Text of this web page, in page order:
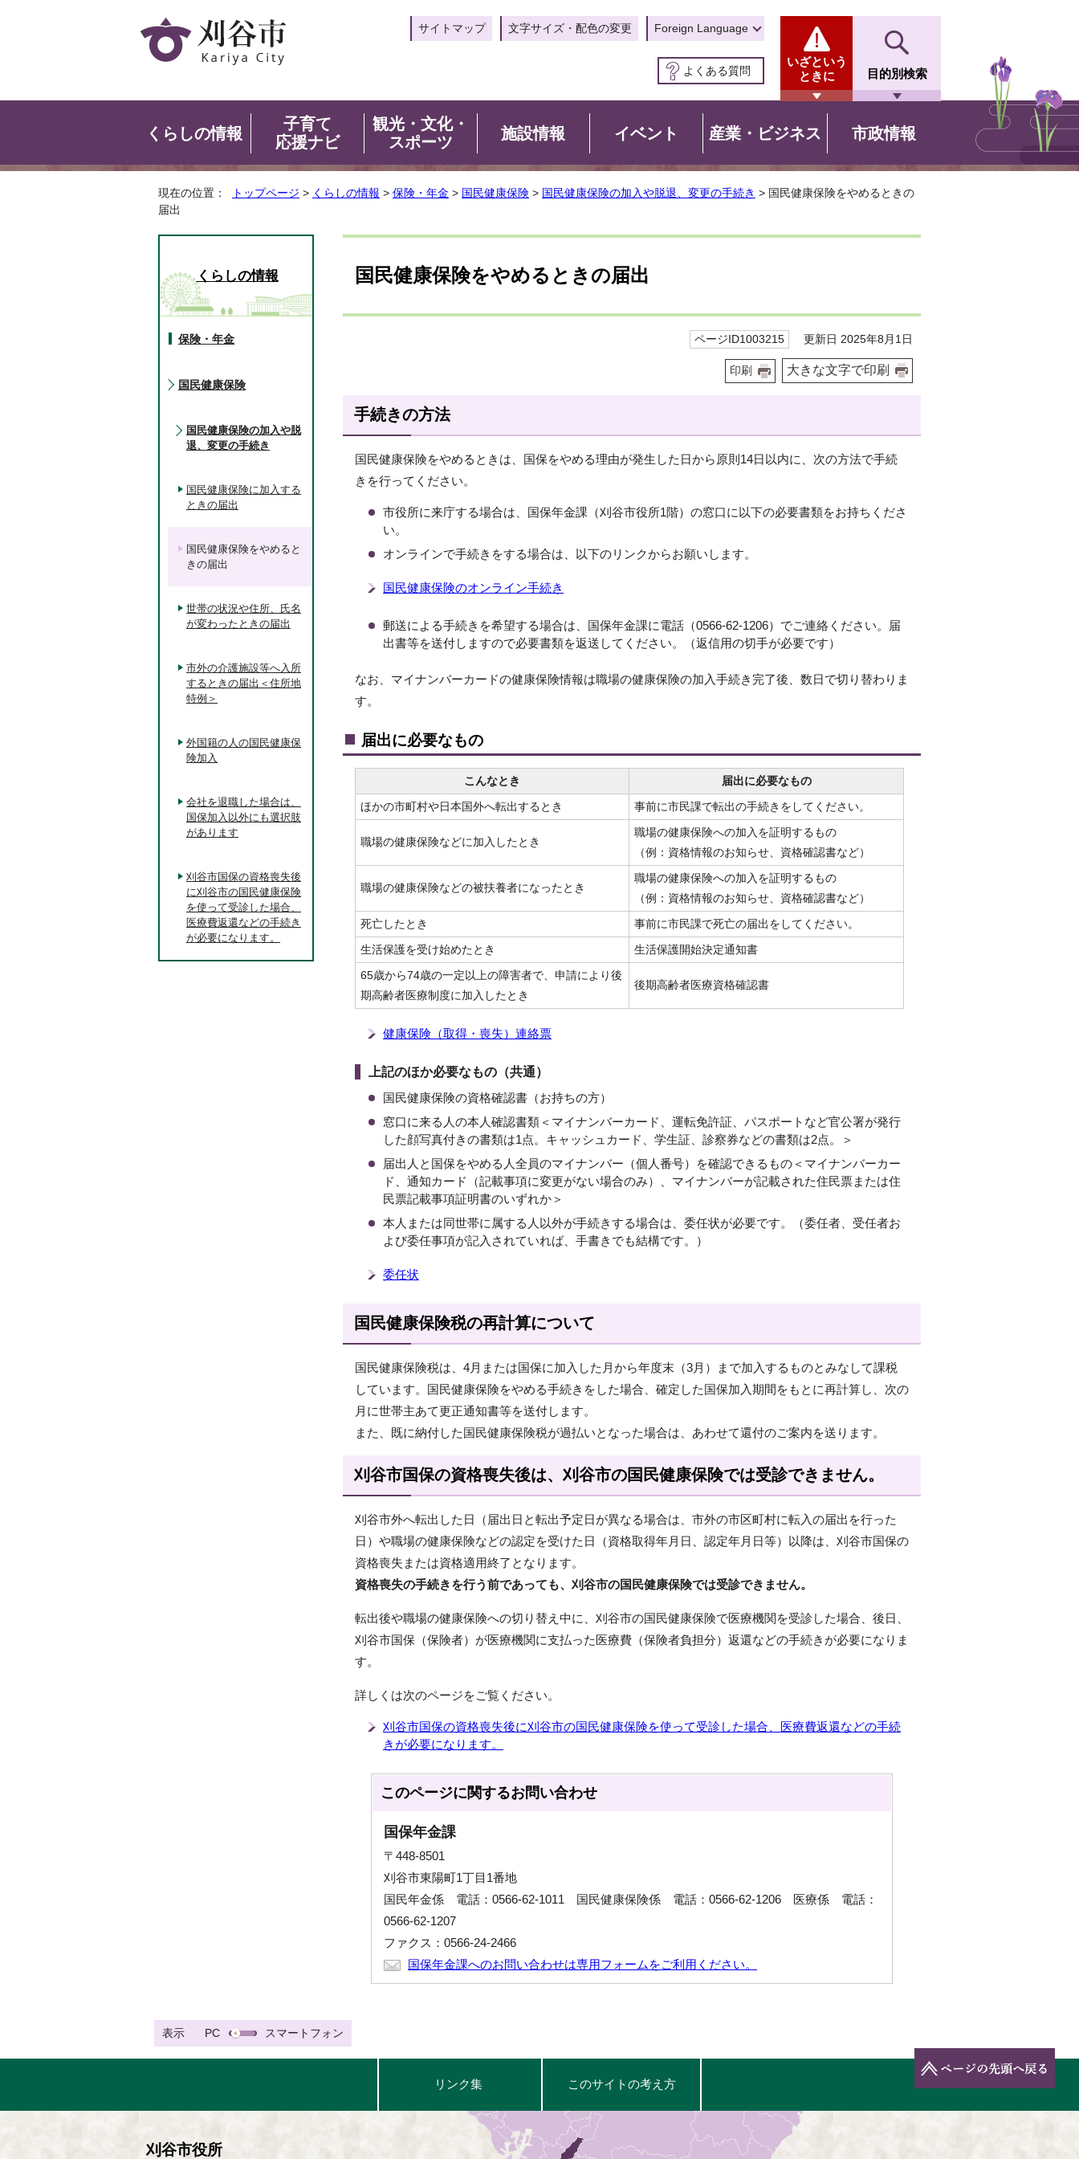
サイトマップ 文字サイズ・配色の変更 Foreign Language
よくある質問
いざという
ときに
目的別検索
くらしの情報
子育て
応援ナビ
観光・文化・
スポーツ
施設情報 イベント 産業・ビジネス 市政情報
現在の位置： トップページ > くらしの情報 > 保険・年金 > 国民健康保険 > 国民健康保険の加入や脱退、変更の手続き > 国民健康保険をやめるときの
届出
国民健康保険をやめるときの届出
ページID1003215 更新日 2025年8月1日
印刷 大きな文字で印刷
手続きの方法
国民健康保険をやめるときは、国保をやめる理由が発生した日から原則14日以内に、次の方法で手続
きを行ってください。
市役所に来庁する場合は、国保年金課（刈谷市役所1階）の窓口に以下の必要書類をお持ちくださ
い。
オンラインで手続きをする場合は、以下のリンクからお願いします。
国民健康保険のオンライン手続き
郵送による手続きを希望する場合は、国保年金課に電話（0566-62-1206）でご連絡ください。届
出書等を送付しますので必要書類を返送してください。（返信用の切手が必要です）
なお、マイナンバーカードの健康保険情報は職場の健康保険の加入手続き完了後、数日で切り替わりま
す。
届出に必要なもの
こんなとき
届出に必要なもの
ほかの市町村や日本国外へ転出するとき
事前に市民課で転出の手続きをしてください。
職場の健康保険などに加入したとき
職場の健康保険への加入を証明するもの
（例：資格情報のお知らせ、資格確認書など）
職場の健康保険などの被扶養者になったとき
職場の健康保険への加入を証明するもの
（例：資格情報のお知らせ、資格確認書など）
死亡したとき
事前に市民課で死亡の届出をしてください。
生活保護を受け始めたとき
生活保護開始決定通知書
65歳から74歳の一定以上の障害者で、申請により後
期高齢者医療制度に加入したとき
後期高齢者医療資格確認書
健康保険（取得・喪失）連絡票
上記のほか必要なもの（共通）
国民健康保険の資格確認書（お持ちの方）
窓口に来る人の本人確認書類＜マイナンバーカード、運転免許証、パスポートなど官公署が発行
した顔写真付きの書類は1点。キャッシュカード、学生証、診察券などの書類は2点。＞
届出人と国保をやめる人全員のマイナンバー（個人番号）を確認できるもの＜マイナンバーカー
ド、通知カード（記載事項に変更がない場合のみ）、マイナンバーが記載された住民票または住
民票記載事項証明書のいずれか＞
本人または同世帯に属する人以外が手続きする場合は、委任状が必要です。（委任者、受任者お
よび委任事項が記入されていれば、手書きでも結構です。）
委任状
国民健康保険税の再計算について
国民健康保険税は、4月または国保に加入した月から年度末（3月）まで加入するものとみなして課税
しています。国民健康保険をやめる手続きをした場合、確定した国保加入期間をもとに再計算し、次の
月に世帯主あて更正通知書等を送付します。
また、既に納付した国民健康保険税が過払いとなった場合は、あわせて還付のご案内を送ります。
刈谷市国保の資格喪失後は、刈谷市の国民健康保険では受診できません。
刈谷市外へ転出した日（届出日と転出予定日が異なる場合は、市外の市区町村に転入の届出を行った
日）や職場の健康保険などの認定を受けた日（資格取得年月日、認定年月日等）以降は、刈谷市国保の
資格喪失または資格適用終了となります。
資格喪失の手続きを行う前であっても、刈谷市の国民健康保険では受診できません。
転出後や職場の健康保険への切り替え中に、刈谷市の国民健康保険で医療機関を受診した場合、後日、
刈谷市国保（保険者）が医療機関に支払った医療費（保険者負担分）返還などの手続きが必要になりま
す。
詳しくは次のページをご覧ください。
刈谷市国保の資格喪失後に刈谷市の国民健康保険を使って受診した場合、医療費返還などの手続
きが必要になります。
このページに関するお問い合わせ
国保年金課
〒448-8501
刈谷市東陽町1丁目1番地
国民年金係 電話：0566-62-1011 国民健康保険係 電話：0566-62-1206 医療係 電話：
0566-62-1207
ファクス：0566-24-2466
国保年金課へのお問い合わせは専用フォームをご利用ください。
くらしの情報
保険・年金
国民健康保険
国民健康保険の加入や脱
退、変更の手続き
国民健康保険に加入する
ときの届出
国民健康保険をやめると
きの届出
世帯の状況や住所、氏名
が変わったときの届出
市外の介護施設等へ入所
するときの届出＜住所地
特例＞
外国籍の人の国民健康保
険加入
会社を退職した場合は、
国保加入以外にも選択肢
があります
刈谷市国保の資格喪失後
に刈谷市の国民健康保険
を使って受診した場合、
医療費返還などの手続き
が必要になります。
表示 PC スマートフォン
リンク集 このサイトの考え方
刈谷市役所